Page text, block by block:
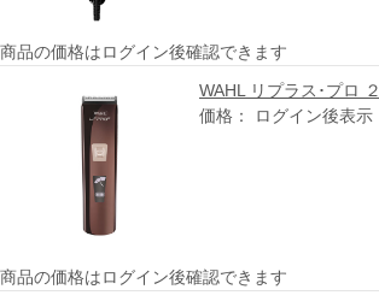
商品の価格はログイン後確認できます
WAHL リプラス･プロ ２
価格： ログイン後表示
商品の価格はログイン後確認できます